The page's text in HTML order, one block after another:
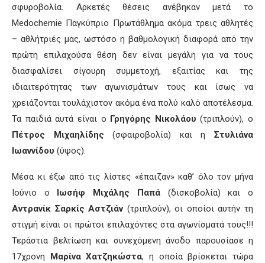
σφυροβολία. Αρκετές θέσεις ανέβηκαν μετά το
Medochemie Παγκύπριο Πρωτάθλημα ακόμα τρεις αθλητές
– αθλήτριές μας, ωστόσο η βαθμολογική διαφορά από την
πρώτη επιλαχούσα θέση δεν είναι μεγάλη για να τους
διασφαλίσει σίγουρη συμμετοχή, εξαιτίας και της
ιδιαιτερότητας των αγωνισμάτων τους και ίσως να
χρειάζονται τουλάχιστον ακόμα ένα πολύ καλό αποτέλεσμα.
Τα παιδιά αυτά είναι ο Γρηγόρης Νικολάου (τριπλούν), ο
Πέτρος Μιχαηλίδης (σφαιροβολία) και ηΣτυλιάνα
Ιωαννίδου (ύψος).
Μέσα κι έξω από τις λίστες «έπαιζαν» καθ’ όλο τον μήνα
Ιούνιο ο Ιωσήφ Μιχάλης Παπά (δισκοβολία) και ο
Αντρανίκ Σαρκίς Αστζιάν(τριπλούν), οι οποίοι αυτήν τη
στιγμή είναι οι πρώτοι επιλαχόντες στα αγωνίσματά τους!!!
Τεράστια βελτίωση και συνεχόμενη άνοδο παρουσίασε η
17χρονη Μαρίνα Χατζηκώστα, η οποία βρίσκεται τώρα